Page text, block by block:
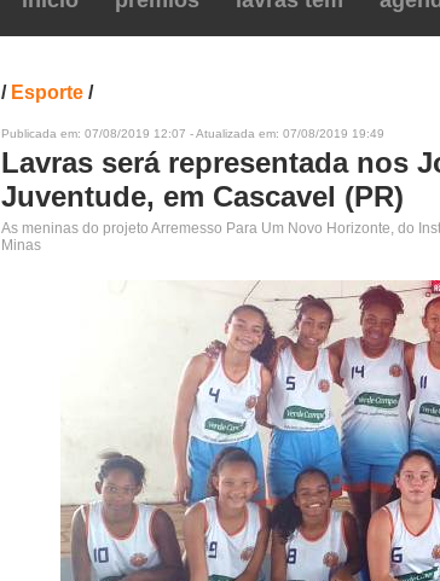
/ Esporte /
Publicada em: 07/08/2019 12:07 - Atualizada em: 07/08/2019 19:49
Lavras será representada nos
Juventude, em Cascavel (PR)
As meninas do projeto Arremesso Para Um Novo Horizonte, do
Minas